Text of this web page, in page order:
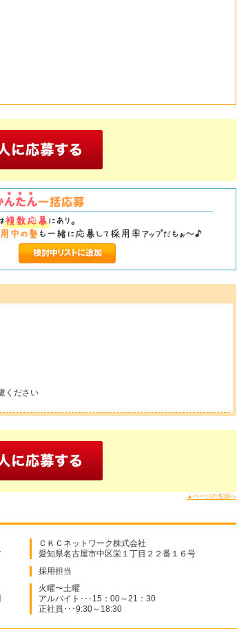
ください
▲ページの先頭へ
ＣＫＣネットワーク株式会社
愛知県名古屋市中区栄１丁目２２番１６号
採用担当
火曜〜土曜
アルバイト･･･15：00～21：30
正社員･･･9:30～18:30